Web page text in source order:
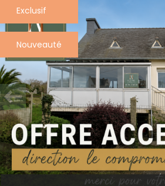
Plus d'informations
financières
Plus de
détails
Exclusif
Nouveauté